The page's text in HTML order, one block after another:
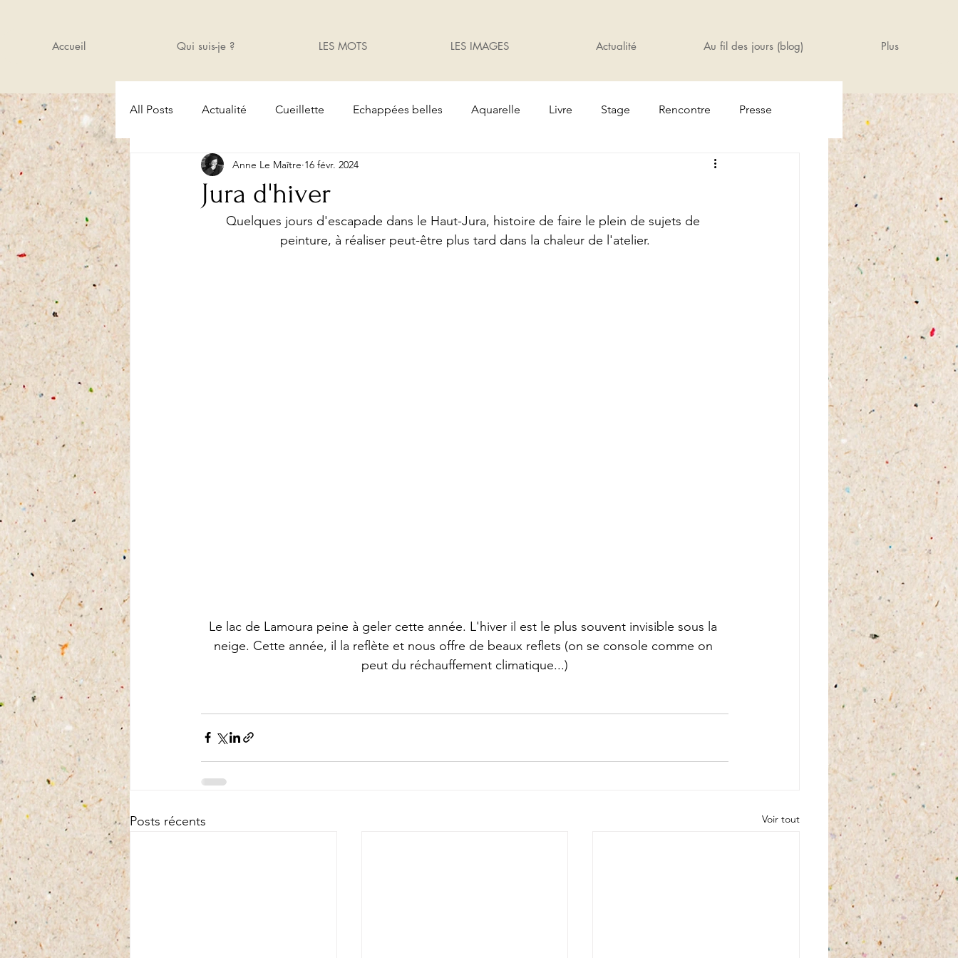
Accueil Qui suis-je ? LES MOTS LES IMAGES Actualité Au fil des jours (blog) Plus
All Posts Actualité Cueillette Echappées belles Aquarelle Livre Stage Rencontre Presse
Cours Actualité Oiseaux
Jura d'hiver
Anne Le Maître 16 févr. 2024
Quelques jours d'escapade dans le Haut-Jura, histoire de faire le plein de sujets de
peinture, à réaliser peut-être plus tard dans la chaleur de l'atelier.
Le lac de Lamoura peine à geler cette année. L'hiver il est le plus souvent invisible sous la
neige. Cette année, il la reflète et nous offre de beaux reflets (on se console comme on
peut du réchauffement climatique...)
Posts récents Voir tout